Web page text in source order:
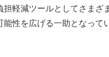
担軽減ツールとしてさまざ
能性を広げる一助となって